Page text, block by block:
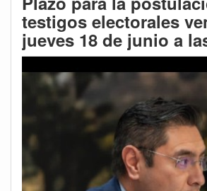
testigos electorales
jueves 18 de junio a